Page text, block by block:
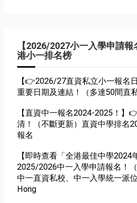
【2026/2027小一入學申請
港小一排名榜
【👉2026/27直資私立小一報名
重要日期及連結！（多達50間直私
【直資中一報名2024-2025！】
清！（不斷更新）直資中學排名
報名
【即時查看「全港最佳中學2024
2025/2026中一入學申請報名！
中一直資私校、中一入學統一派
Hong